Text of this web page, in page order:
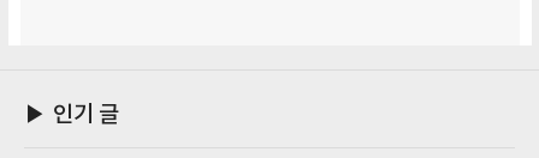
▶ 인기 글